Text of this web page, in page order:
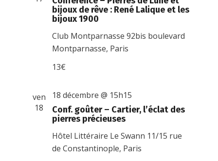
bijoux de rêve : René Lalique et les
bijoux 1900
Club Montparnasse92bis boulevard
Montparnasse, Paris
13€
ven
18
Conf. goûter – Cartier, l’éclat des
pierres précieuses
18 décembre @ 15h15
Hôtel Littéraire Le Swann 11/15 rue
de Constantinople, Paris